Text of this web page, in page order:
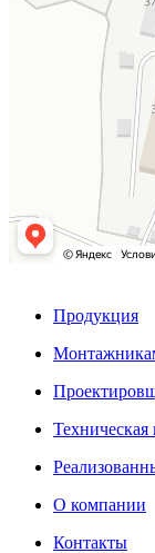
Продукция
О компании
Контакты